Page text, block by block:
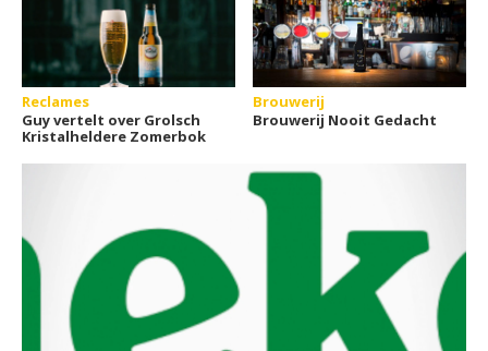
Reclames
Guy vertelt over Grolsch
Kristalheldere Zomerbok
Brouwerij
Brouwerij Nooit Gedacht